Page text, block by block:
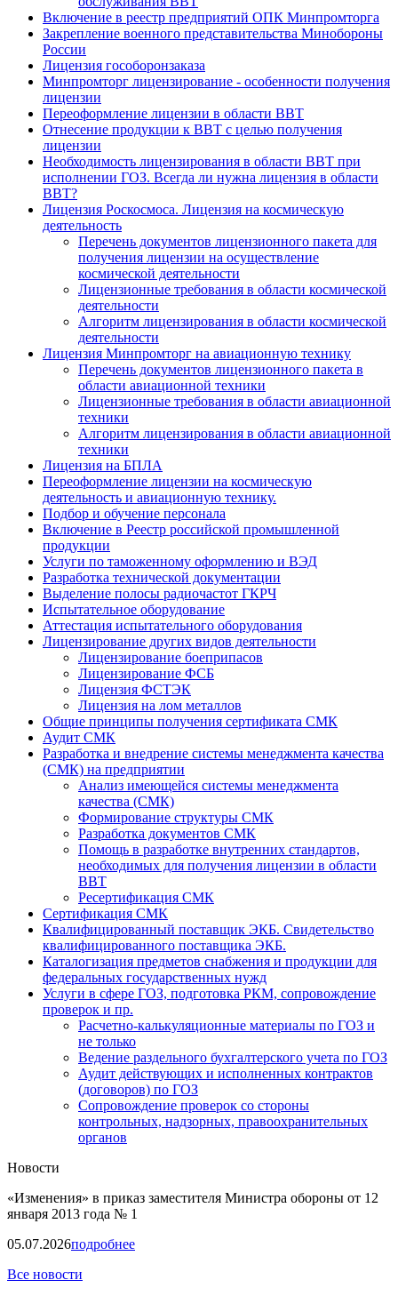
Включение в реестр предприятий ОПК Минпромторга
Закрепление военного представительства Минобороны
России
Лицензия гособоронзаказа
Минпромторг лицензирование - особенности получения
лицензии
Переоформление лицензии в области ВВТ
Отнесение продукции к ВВТ с целью получения
лицензии
Необходимость лицензирования в области ВВТ при
исполнении ГОЗ. Всегда ли нужна лицензия в области
ВВТ?
Лицензия Роскосмоса. Лицензия на космическую
деятельность
Перечень документов лицензионного пакета для
получения лицензии на осуществление
космической деятельности
Лицензионные требования в области космической
деятельности
Алгоритм лицензирования в области космической
деятельности
Лицензия Минпромторг на авиационную технику
Перечень документов лицензионного пакета в
области авиационной техники
Лицензионные требования в области авиационной
техники
Алгоритм лицензирования в области авиационной
техники
Лицензия на БПЛА
Переоформление лицензии на космическую
деятельность и авиационную технику.
Подбор и обучение персонала
Включение в Реестр российской промышленной
продукции
Услуги по таможенному оформлению и ВЭД
Разработка технической документации
Выделение полосы радиочастот ГКРЧ
Испытательное оборудование
Аттестация испытательного оборудования
Лицензирование других видов деятельности
Лицензирование боеприпасов
Лицензирование ФСБ
Лицензия ФСТЭК
Лицензия на лом металлов
Общие принципы получения сертификата СМК
Аудит СМК
Разработка и внедрение системы менеджмента качества
(СМК) на предприятии
Анализ имеющейся системы менеджмента
качества (СМК)
Формирование структуры СМК
Разработка документов СМК
Помощь в разработке внутренних стандартов,
необходимых для получения лицензии в области
ВВТ
Ресертификация СМК
Сертификация СМК
Квалифицированный поставщик ЭКБ. Свидетельство
квалифицированного поставщика ЭКБ.
Каталогизация предметов снабжения и продукции для
федеральных государственных нужд
Услуги в сфере ГОЗ, подготовка РКМ, сопровождение
проверок и пр.
Расчетно-калькуляционные материалы по ГОЗ и
не только
Ведение раздельного бухгалтерского учета по ГОЗ
Аудит действующих и исполненных контрактов
(договоров) по ГОЗ
Cопровождение проверок со стороны
контрольных, надзорных, правоохранительных
органов
Новости
«Изменения» в приказ заместителя Министра обороны от 12
января 2013 года № 1
05.07.2026подробнее
Все новости